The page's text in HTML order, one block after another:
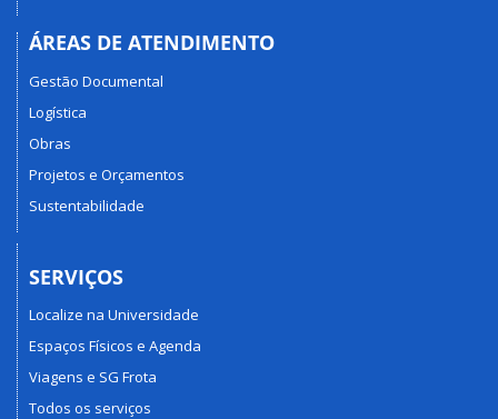
ÁREAS DE ATENDIMENTO
Gestão Documental
Logística
Obras
Projetos e Orçamentos
Sustentabilidade
SERVIÇOS
Localize na Universidade
Espaços Físicos e Agenda
Viagens e SG Frota
Todos os serviços